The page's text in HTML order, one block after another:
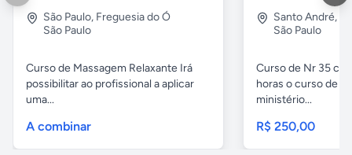
São Paulo, Freguesia do Ó
São Paulo
Curso de Massagem Relaxante Irá
possibilitar ao profissional a aplicar
uma...
A combinar
Santo André,
São Paulo
Curso de Nr 35
horas o curso de
ministério...
R$ 250,00